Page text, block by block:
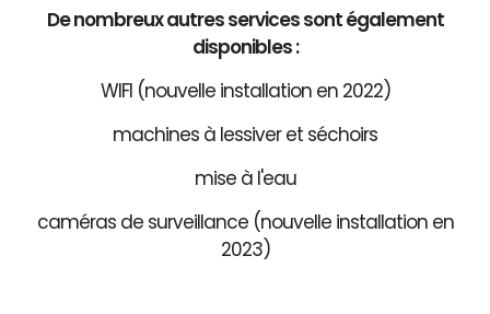
De nombreux autres services sont également
disponibles :
WIFI (nouvelle installation en 2022)
machines à lessiver et séchoirs
mise à l'eau
caméras de surveillance (nouvelle installation en
2023)